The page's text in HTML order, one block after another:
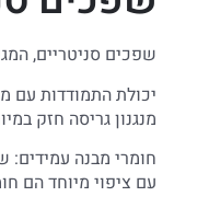
שפכים סניטריים,
יכולת התמודדות עם
מנגנון גריסה חזק
עם ציפוי מיוחד הם